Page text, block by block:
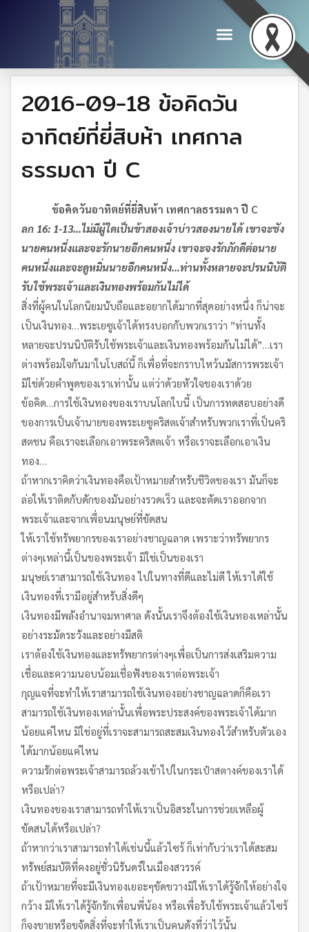
2016-09-18 ข้อคิดวัน
อาทิตย์ที่ยี่สิบห้า เทศกาล
ธรรมดา ปี C
ข้อคิดวันอาทิตย์ที่ยี่สิบห้า เทศกาลธรรมดา ปี C
ลก 16: 1-13…ไม่มีผู้ใดเป็นข้าสองเจ้าบ่าวสองนายได้ เขาจะชัง
นายคนหนึ่งและจะรักนายอีกคนหนึ่ง เขาจะจงรักภักดีต่อนาย
คนหนึ่งและจะดูหมิ่นนายอีกคนหนึ่ง…ท่านทั้งหลายจะปรนนิบัติ
รับใช้พระเจ้าและเงินทองพร้อมกันไม่ได้
สิ่งที่ผู้คนในโลกนิยมนับถือและอยากได้มากที่สุดอย่างหนึ่ง ก็น่าจะ
เป็นเงินทอง…พระเยซูเจ้าได้ทรงบอกกับพวกเราว่า ”ท่านทั้ง
หลายจะปรนนิบัติรับใช้พระเจ้าและเงินทองพร้อมกันไม่ได้”…เรา
ต่างพร้อมใจกันมาในโบสถ์นี้ ก็เพื่อที่จะกราบไหว้นมัสการพระเจ้า
มิใช่ด้วยคำพูดของเราเท่านั้น แต่ว่าด้วยหัวใจของเราด้วย
ข้อคิด…การใช้เงินทองของเราบนโลกใบนี้ เป็นการทดสอบอย่างดี
ของการเป็นเจ้านายของพระเยซูคริสตเจ้าสำหรับพวกเราที่เป็นคริ
สตชน คือเราจะเลือกเอาพระคริสตเจ้า หรือเราจะเลือกเอาเงิน
ทอง…
ถ้าหากเราคิดว่าเงินทองคือเป้าหมายสำหรับชีวิตของเรา มันก็จะ
ล่อให้เราติดกับดักของมันอย่างรวดเร็ว และจะตัดเราออกจาก
พระเจ้าและจากเพื่อนมนุษย์ที่ขัดสน
ให้เราใช้ทรัพยากรของเราอย่างชาญฉลาด เพราะว่าทรัพยากร
ต่างๆเหล่านี้เป็นของพระเจ้า มิใช่เป็นของเรา
มนุษย์เราสามารถใช้เงินทอง ไปในทางที่ดีและไม่ดี ให้เราได้ใช้
เงินทองที่เรามีอยู่สำหรับสิ่งดีๆ
เงินทองมีพลังอำนาจมหาศาล ดังนั้นเราจึงต้องใช้เงินทองเหล่านั้น
อย่างระมัดระวังและอย่างมีสติ
เราต้องใช้เงินทองและทรัพยากรต่างๆเพื่อเป็นการส่งเสริมความ
เชื่อและความนอบน้อมเชื่อฟังของเราต่อพระเจ้า
กุญแจที่จะทำให้เราสามารถใช้เงินทองอย่างชาญฉลาดก็คือเรา
สามารถใช้เงินทองเหล่านั้นเพื่อพระประสงค์ของพระเจ้าได้มาก
น้อยแค่ไหน มิใช่อยู่ที่เราจะสามารถสะสมเงินทองไว้สำหรับตัวเอง
ได้มากน้อยแค่ไหน
ความรักต่อพระเจ้าสามารถล้วงเข้าไปในกระเป๋าสตางค์ของเราได้
หรือเปล่า?
เงินทองของเราสามารถทำให้เราเป็นอิสระในการช่วยเหลือผู้
ขัดสนได้หรือเปล่า?
ถ้าหากว่าเราสามารถทำได้เช่นนี้แล้วไซร้ ก็เท่ากับว่าเราได้สะสม
ทรัพย์สมบัติที่คงอยู่ชั่วนิรันดร์ในเมืองสวรรค์
ถ้าเป้าหมายที่จะมีเงินทองเยอะๆขัดขวางมิให้เราได้รู้จักให้อย่างใจ
กว้าง มิให้เราได้รู้จักรักเพื่อนพี่น้อง หรือเพื่อรับใช้พระเจ้าแล้วไซร้
ก็จงขายหรือขจัดสิ่งที่จะทำให้เราเป็นคนดังที่ว่าไว้นั้น